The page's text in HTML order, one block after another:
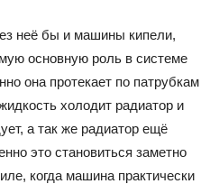
неё бы и машины кипели,
основную роль в системе
она протекает по патрубкам
холодит радиатор и
а так же радиатор ещё
это становиться заметно
когда машина практически